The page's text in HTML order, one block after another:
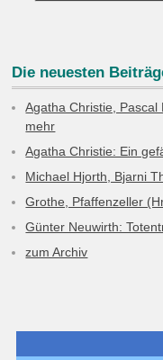
Die neuesten
Agatha Christie, Pascal
mehr
Agatha Christie: Ein
Michael Hjorth, Bjarni
Grothe, Pfaffenzeller
Günter Neuwirth:
zum Archiv